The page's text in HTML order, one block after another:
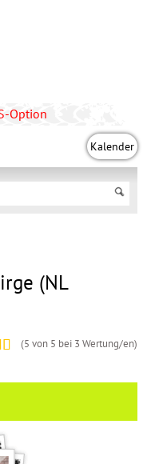
Option
Kalender
(NL
(5 von 5 bei 3 Wertung/en)